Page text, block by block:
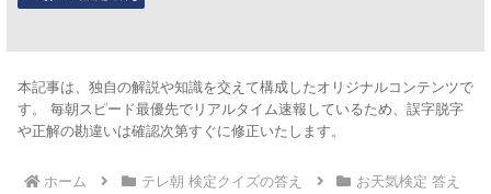
本記事は、独自の解説や知識を交えて構成したオリジナルコンテンツで
す。 毎朝スピード最優先でリアルタイム速報しているため、誤字脱字
や正解の勘違いは確認次第すぐに修正いたします。
ホーム テレ朝 検定クイズの答え お天気検定 答え